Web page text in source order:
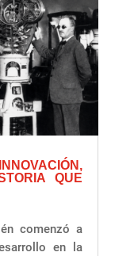
QUE
comenzó a
en la